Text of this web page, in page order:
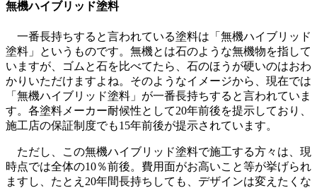
無機ハイブリッド塗料
一番長持ちすると言われている塗料は「無機ハイブリッド
塗料」というものです。無機とは石のような無機物を指して
いますが、ゴムと石を比べてたら、石のほうが硬いのはおわ
かりいただけますよね。そのようなイメージから、現在では
「無機ハイブリッド塗料」が一番長持ちすると言われていま
す。各塗料メーカー耐候性として20年前後を提示しており、
施工店の保証制度でも15年前後が提示されています。
ただし、この無機ハイブリッド塗料で施工する方々は、現
時点では全体の10％前後。費用面がお高いこと等が挙げられ
ますし、たとえ20年間長持ちしても、デザインは変えたくな